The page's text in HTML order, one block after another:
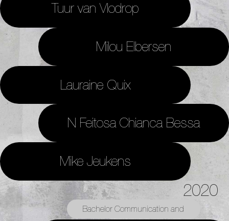
Tuur van Vlodrop
Milou Elbersen
Lauraine Quix
N Feitosa Chianca Bessa
Mike Jeukens
2020
Bachelor Communication and